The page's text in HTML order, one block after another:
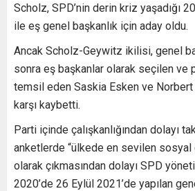
Scholz, SPD’nin derin kriz yaşadığı
ile eş genel başkanlık için aday oldu.
Ancak Scholz-Geywitz ikilisi, genel
sonra eş başkanlar olarak seçilen ve
temsil eden Saskia Esken ve Norbert
karşı kaybetti.
Parti içinde çalışkanlığından dolayı
anketlerde “ülkede en sevilen
olarak çıkmasından dolayı SPD
2020’de 26 Eylül 2021’de yapılan